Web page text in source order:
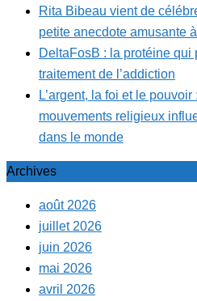
Rita Bibeau vient de
petite anecdote amusante
DeltaFosB : la protéine
traitement de l’addiction
L’argent, la foi et le
mouvements religieux
dans le monde
Archives
août 2026
juillet 2026
juin 2026
mai 2026
avril 2026